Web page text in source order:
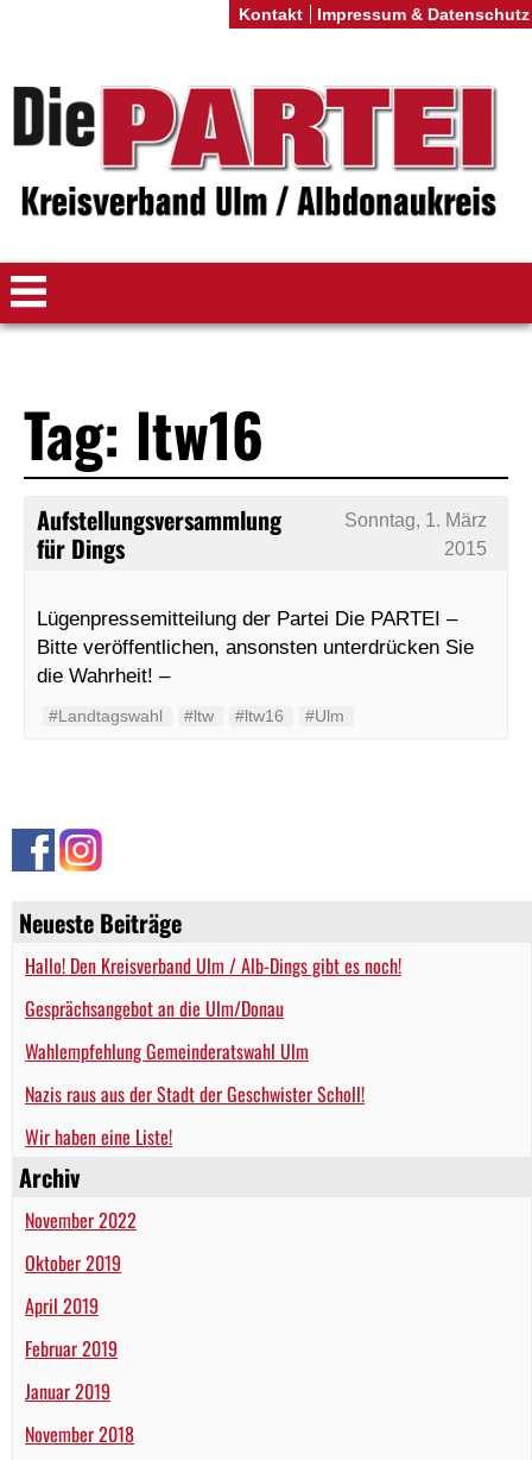
Neueste Beiträge
Hallo! Den Kreisverband Ulm / Alb-Dings gibt es noch!
Gesprächsangebot an die Ulm/Donau
Wahlempfehlung Gemeinderatswahl Ulm
Nazis raus aus der Stadt der Geschwister Scholl!
Wir haben eine Liste!
Archiv
November 2022
Oktober 2019
April 2019
Februar 2019
Januar 2019
November 2018
Tag: ltw16
Aufstellungsversammlung
für Dings
Sonntag, 1. März
2015
Lügenpressemitteilung der Partei Die PARTEI –
Bitte veröffentlichen, ansonsten unterdrücken Sie
die Wahrheit! –
#Landtagswahl #ltw #ltw16 #Ulm
Kontakt Impressum & Datenschutz